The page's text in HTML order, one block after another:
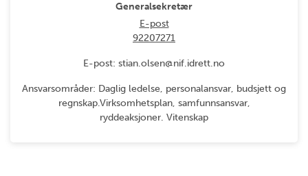
Generalsekretær
E-post
92207271
E-post: stian.olsen@nif.idrett.no
Ansvarsområder: Daglig ledelse, personalansvar, budsjett og
regnskap.Virksomhetsplan, samfunnsansvar,
ryddeaksjoner. Vitenskap